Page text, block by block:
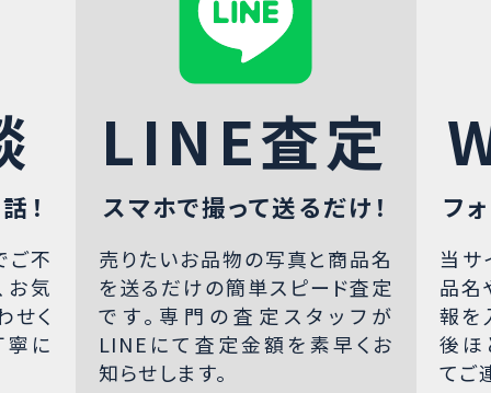
！
ご不
お気
せく
寧に
LINE査定
スマホで撮って送るだけ！
売りたいお品物の写真と商品名
を送るだけの簡単スピード査定
です。専門の査定スタッフが
LINEにて査定金額を素早くお
知らせします。
フ
当サ
品名
報を
後ほ
てご